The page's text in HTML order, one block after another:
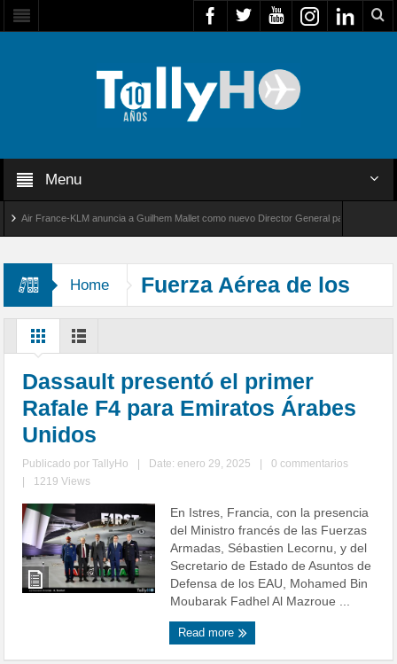
Menu
France-KLM anuncia a Guilhem Mallet como nuevo Director General para América Latina
Home
Fuerza Aérea de los
EAU
Dassault presentó el primer
Rafale F4 para Emiratos Árabes
Unidos
Publicado porTallyHo Date: enero 29, 2025
0 commentarios
1219 Views
En Istres, Francia, con la presencia
del Ministro francés de las Fuerzas
Armadas, Sébastien Lecornu, y del
Secretario de Estado de Asuntos de
Defensa de los EAU, Mohamed Bin
Moubarak Fadhel Al Mazroue ...
Read more